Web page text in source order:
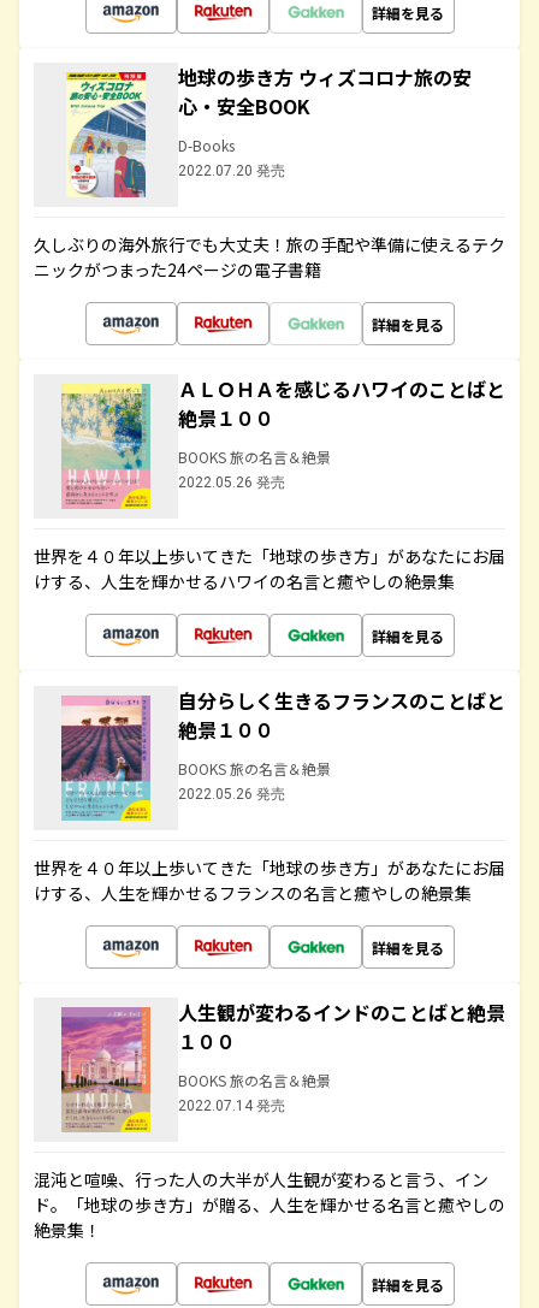
詳細を見る
地球の歩き方 ウィズコロナ旅の安
心・安全BOOK
D-Books
2022.07.20 発売
久しぶりの海外旅行でも大丈夫！旅の手配や準備に使えるテク
ニックがつまった24ページの電子書籍
詳細を見る
ＡＬＯＨＡを感じるハワイのことばと
絶景１００
BOOKS 旅の名言＆絶景
2022.05.26 発売
世界を４０年以上歩いてきた「地球の歩き方」があなたにお届
けする、人生を輝かせるハワイの名言と癒やしの絶景集
詳細を見る
自分らしく生きるフランスのことばと
絶景１００
BOOKS 旅の名言＆絶景
2022.05.26 発売
世界を４０年以上歩いてきた「地球の歩き方」があなたにお届
けする、人生を輝かせるフランスの名言と癒やしの絶景集
詳細を見る
人生観が変わるインドのことばと絶景
１００
BOOKS 旅の名言＆絶景
2022.07.14 発売
混沌と喧噪、行った人の大半が人生観が変わると言う、イン
ド。「地球の歩き方」が贈る、人生を輝かせる名言と癒やしの
絶景集！
詳細を見る